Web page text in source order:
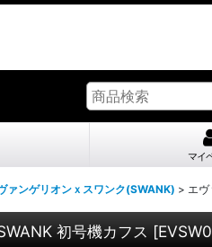
マイ
ァンゲリオンｘスワンク(SWANK) > エ
初号機カフス [